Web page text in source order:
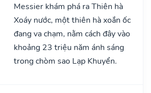
Messier khám phá ra Thiên hà
Xoáy nước, một thiên hà xoắn ốc
đang va chạm, nằm cách đây vào
khoảng 23 triệu năm ánh sáng
trong chòm sao Lạp Khuyển.